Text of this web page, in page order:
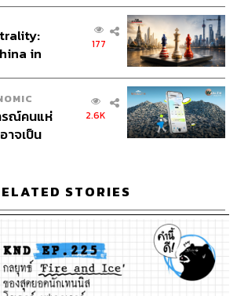
บิ๊กบุญ
bickboon
ศัพท์ภาษาอังกฤษ
ภูมิชายบุญสินสุข พอดแคสต์
497
in
177
รณ์คนแห่
าจเป็น
2.6K
STORIES